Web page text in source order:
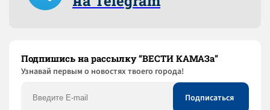
Подпишись на рассылку “ВЕСТИ КАМАЗа”
Узнaвай первым о новостях твоего города!